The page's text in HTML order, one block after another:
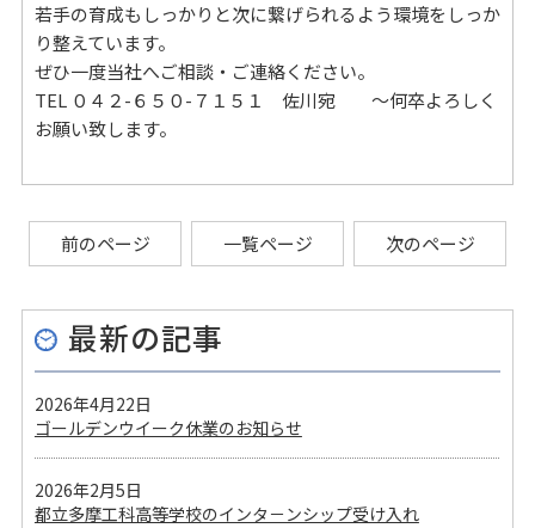
若手の育成もしっかりと次に繋げられるよう環境をしっか
り整えています。
ぜひ一度当社へご相談・ご連絡ください。
TEL ０４２-６５０-７１５１ 佐川宛 ～何卒よろしく
お願い致します。
前のページ 一覧ページ 次のページ
最新の記事
ゴールデンウイーク休業のお知らせ
2026年4月22日
都立多摩工科高等学校のインタ－ンシップ受け入れ
2026年2月5日